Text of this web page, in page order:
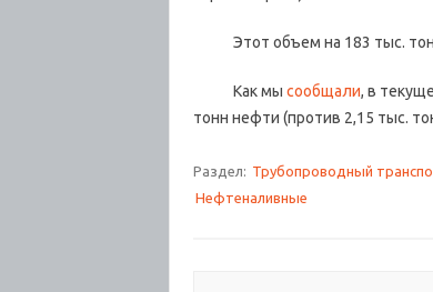
Этот объем на 183 тыс. тонн
Как мы сообщали, в
тонн нефти (против 2,15 тыс.
Раздел: Трубопроводный
Нефтеналивные